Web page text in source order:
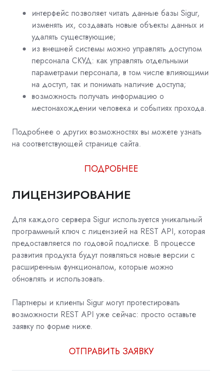
интерфейс позволяет читать данные базы Sigur,
изменять их, создавать новые объекты данных и
удалять существующие;
из внешней системы можно управлять доступом
персонала СКУД: как управлять отдельными
параметрами персонала, в том числе влияющими
на доступ, так и понимать наличие доступа;
возможность получать информацию о
местонахождении человека и событиях прохода.
Подробнее о других возможностях вы можете узнать
на соответствующей странице сайта.
ПОДРОБНЕЕ
ЛИЦЕНЗИРОВАНИЕ
Для каждого сервера Sigur используется уникальный
программный ключ с лицензией на REST API, которая
предоставляется по годовой подписке. В процессе
развития продукта будут появляться новые версии с
расширенным функционалом, которые можно
обновлять и использовать.
Партнеры и клиенты Sigur могут протестировать
возможности REST API уже сейчас: просто оставьте
заявку по форме ниже.
ОТПРАВИТЬ ЗАЯВКУ